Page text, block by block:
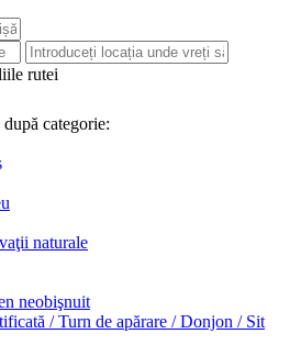
rutei
categorie:
naturale
neobişnuit
/ Turn de apărare / Donjon / Sit